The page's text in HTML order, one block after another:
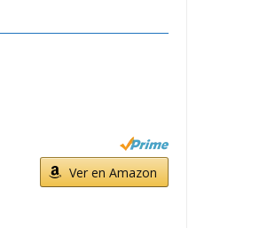
Ver en Amazon